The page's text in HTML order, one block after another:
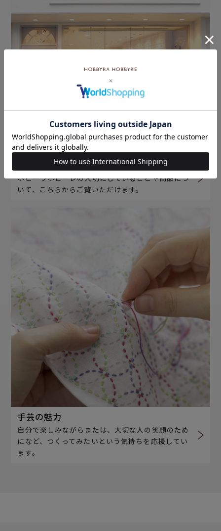
ホビーラホビーレについて
ホビーラホビーレの大切にしていることや商品につ
いて、こちらからご覧いただけます。
手芸の魅力
自分で楽しみながらまたは、大切な人の笑顔のため
になど、つくってみたいという気持ちを応援してい
ます。